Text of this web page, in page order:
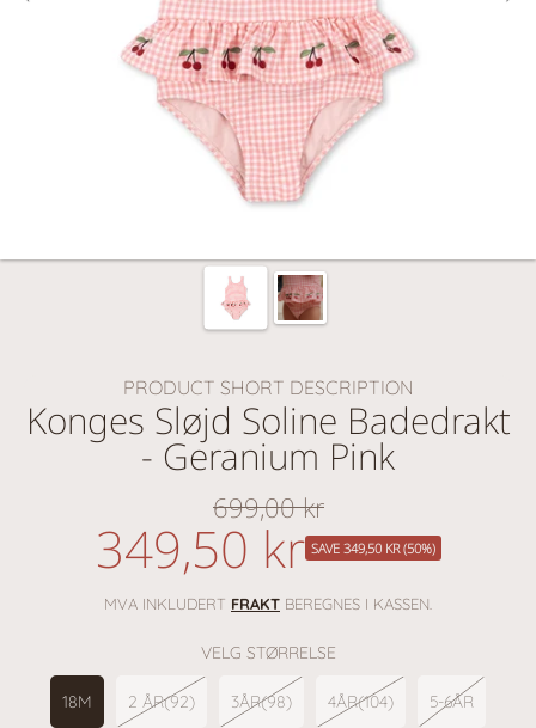
PRODUCT SHORT DESCRIPTION
Konges Sløjd Soline Badedrakt
- Geranium Pink
Vanlig
pris
699,00 kr
nedsatt
pris
349,50 kr SAVE 349,50 KR (50%)
MVA INKLUDERT FRAKT BEREGNES I KASSEN.
VELG STØRRELSE
18M 2 ÅR(92) 3ÅR(98) 4ÅR(104) 5-6ÅR